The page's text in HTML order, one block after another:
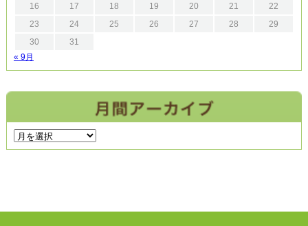
16
17 18 19 20 21
22
23
24 25 26 27 28
29
30
31
« 9月